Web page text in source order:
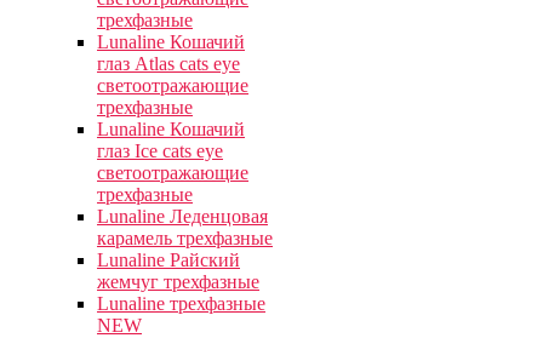
трехфазные
Lunaline Кошачий
глаз Atlas cats eye
светоотражающие
трехфазные
Lunaline Кошачий
глаз Ice cats eye
светоотражающие
трехфазные
Lunaline Леденцовая
карамель трехфазные
Lunaline Райский
жемчуг трехфазные
Lunaline трехфазные
NEW